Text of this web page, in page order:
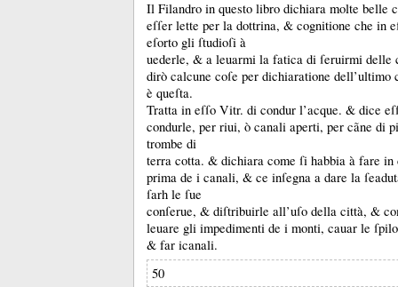
Il Filandro in questo libro dichiara molte belle
eſſer lette per la dottrina, & cognitione che in
eſorto gli ſtudioſi à
uederle, & a leuarmi la fatica di ſeruirmi delle
dirò calcune coſe per dichiaratione dell’ultimo
è queſta.
Tratta in eſſo Vitr. di condur l’acque. & dice
condurle, per riui, ò canali aperti, per cãne di
trombe di
terra cotta. & dichiara come ſi habbia à fare in
prima de i canali, & ce inſegna a dare la
ſarh le ſue
conſerue, & diſtribuirle all’uſo della città, &
leuare gli impedimenti de i monti, cauar le
& far icanali.
50